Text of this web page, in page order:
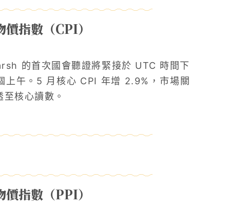
指數（CPI）
的首次國會聽證將緊接於 UTC 時間下
午。5 月核心 CPI 年增 2.9%，市場關
核心讀數。
指數（PPI）